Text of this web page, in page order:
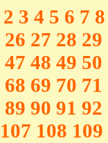
2 3 4 5 6 7 8
26 27 28 29
47 48 49 50
68 69 70 71
89 90 91 92
107 108 109